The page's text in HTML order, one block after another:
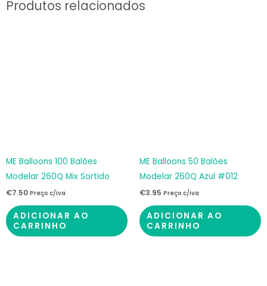
Produtos relacionados
ME Balloons 100 Balões
Modelar 260Q Mix Sortido
€7.50 Preço c/iva
ADICIONAR AO
CARRINHO
ME Balloons 50 Balões
Modelar 260Q Azul #012
€3.95 Preço c/iva
ADICIONAR AO
CARRINHO